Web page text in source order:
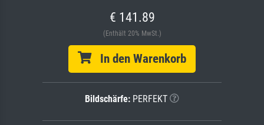
€ 141.89
(Enthält 20% MwSt.)
In den Warenkorb
Bildschärfe: PERFEKT